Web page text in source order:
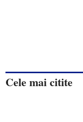
Cele mai citite